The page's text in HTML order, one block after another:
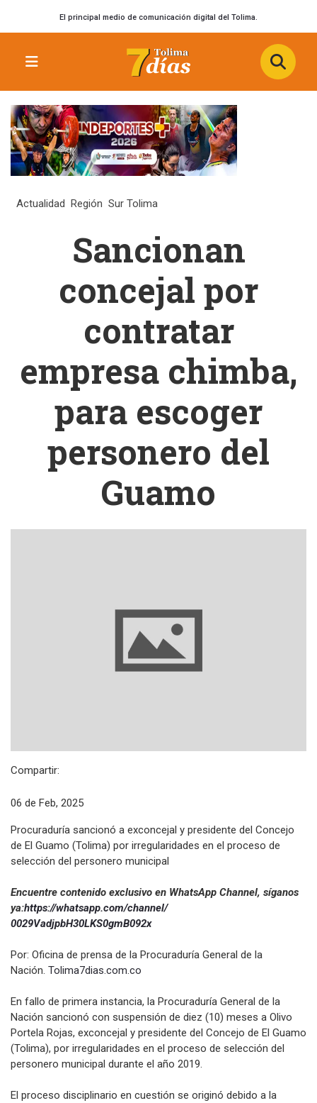
El principal medio de comunicación digital del Tolima.
Actualidad Región Sur Tolima
Sancionan
concejal por
contratar
empresa chimba,
para escoger
personero del
Guamo
Compartir:
06 de Feb, 2025
Procuraduría sancionó a exconcejal y presidente del Concejo
de El Guamo (Tolima) por irregularidades en el proceso de
selección del personero municipal
​​​​Encuentre contenido exclusivo en WhatsApp Channel, síganos
ya:https://whatsapp.com/channel/
0029VadjpbH30LKS0gmB092x
Por: Oficina de prensa de la Procuraduría General de la
Nación. Tolima7dias.com.co
En fallo de primera instancia, la Procuraduría General de la
Nación sancionó con suspensión de diez (10) meses a Olivo
Portela Rojas, exconcejal y presidente del Concejo de El Guamo
(Tolima), por irregularidades en el proceso de selección del
personero municipal durante el año 2019.
El proceso disciplinario en cuestión se originó debido a la